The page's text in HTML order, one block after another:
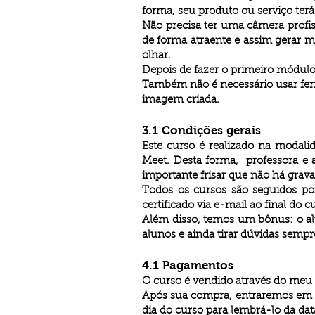
forma, seu produto ou serviço
Não precisa ter uma câmera
de forma atraente e assim gerar
olhar.
Depois de fazer o primeiro
Também não é necessário usar
imagem criada.
3.1 Condições gerais
Este curso é realizado na
Meet. Desta forma, professora
importante frisar que não há
Todos os cursos são seguidos
certificado via e-mail ao final do
Além disso, temos um bônus: o
alunos e ainda tirar dúvidas
4.1 Pagamentos
O curso é vendido através do
Após sua compra, entraremos
dia do curso para lembrá-lo da